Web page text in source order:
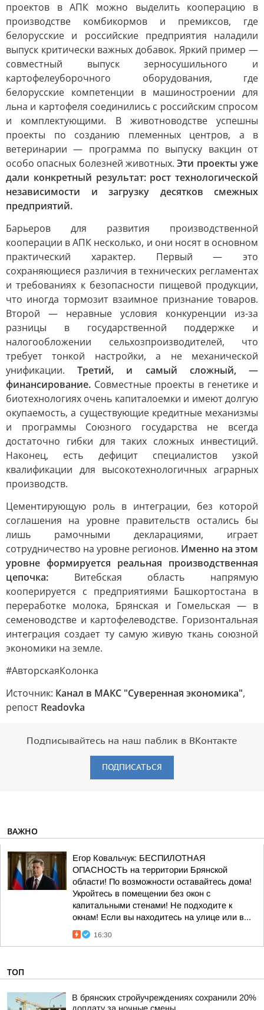
проектов в АПК можно выделить кооперацию в
производстве комбикормов и премиксов, где
белорусские и российские предприятия наладили
выпуск критически важных добавок. Яркий пример —
совместный выпуск зерносушильного и
картофелеуборочного оборудования, где
белорусские компетенции в машиностроении для
льна и картофеля соединились с российским спросом
и комплектующими. В животноводстве успешны
проекты по созданию племенных центров, а в
ветеринарии — программа по выпуску вакцин от
особо опасных болезней животных.Эти проекты уже
дали конкретный результат: рост технологической
независимости и загрузку десятков смежных
предприятий.
Барьеров для развития производственной
кооперации в АПК несколько, и они носят в основном
практический характер. Первый — это
сохраняющиеся различия в технических регламентах
и требованиях к безопасности пищевой продукции,
что иногда тормозит взаимное признание товаров.
Второй — неравные условия конкуренции из-за
разницы в государственной поддержке и
налогообложении сельхозпроизводителей, что
требует тонкой настройки, а не механической
унификации.Третий, и самый сложный, —
финансирование. Совместные проекты в генетике и
биотехнологиях очень капиталоемки и имеют долгую
окупаемость, а существующие кредитные механизмы
и программы Союзного государства не всегда
достаточно гибки для таких сложных инвестиций.
Наконец, есть дефицит специалистов узкой
квалификации для высокотехнологичных аграрных
производств.
Цементирующую роль в интеграции, без которой
соглашения на уровне правительств остались бы
лишь рамочными декларациями, играет
сотрудничество на уровне регионов. Именно на этом
уровне формируется реальная производственная
цепочка: Витебская область напрямую
кооперируется с предприятиями Башкортостана в
переработке молока, Брянская и Гомельская — в
семеноводстве и картофелеводстве. Горизонтальная
интеграция создает ту самую живую ткань союзной
экономики на земле.
#АвторскаяКолонка
Источник: Канал в МАКС "Суверенная экономика",
репост Readovka
Подписывайтесь на наш паблик в ВКонтакте
ПОДПИСАТЬСЯ
ВАЖНО
Егор Ковальчук: БЕСПИЛОТНАЯ
ОПАСНОСТЬ на территории Брянской
области! По возможности оставайтесь дома!
Укройтесь в помещении без окон с
капитальными стенами! Не подходите к
окнам! Если вы находитесь на улице или в...
16:30
ТОП
В брянских стройучреждениях сохранили 20%